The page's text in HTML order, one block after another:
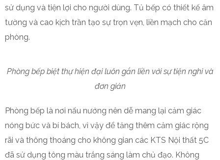
sử dụng và tiện lợi cho người dùng. Tủ bếp có thiết kế âm
tường và cao kịch trần tạo sự trọn vẹn, liền mạch cho căn
phòng.
Phòng bếp biệt thự hiện đại luôn gắn liền với sự tiện nghi và
đơn giản
Phòng bếp là nơi nấu nướng nên dễ mang lại cảm giác
nóng bức và bí bách, vì vậy để tăng thêm cảm giác rộng
rãi và thông thoáng cho không gian các KTS Nội thất 5C
đã sử dụng tông màu trắng sáng làm chủ đạo. Không